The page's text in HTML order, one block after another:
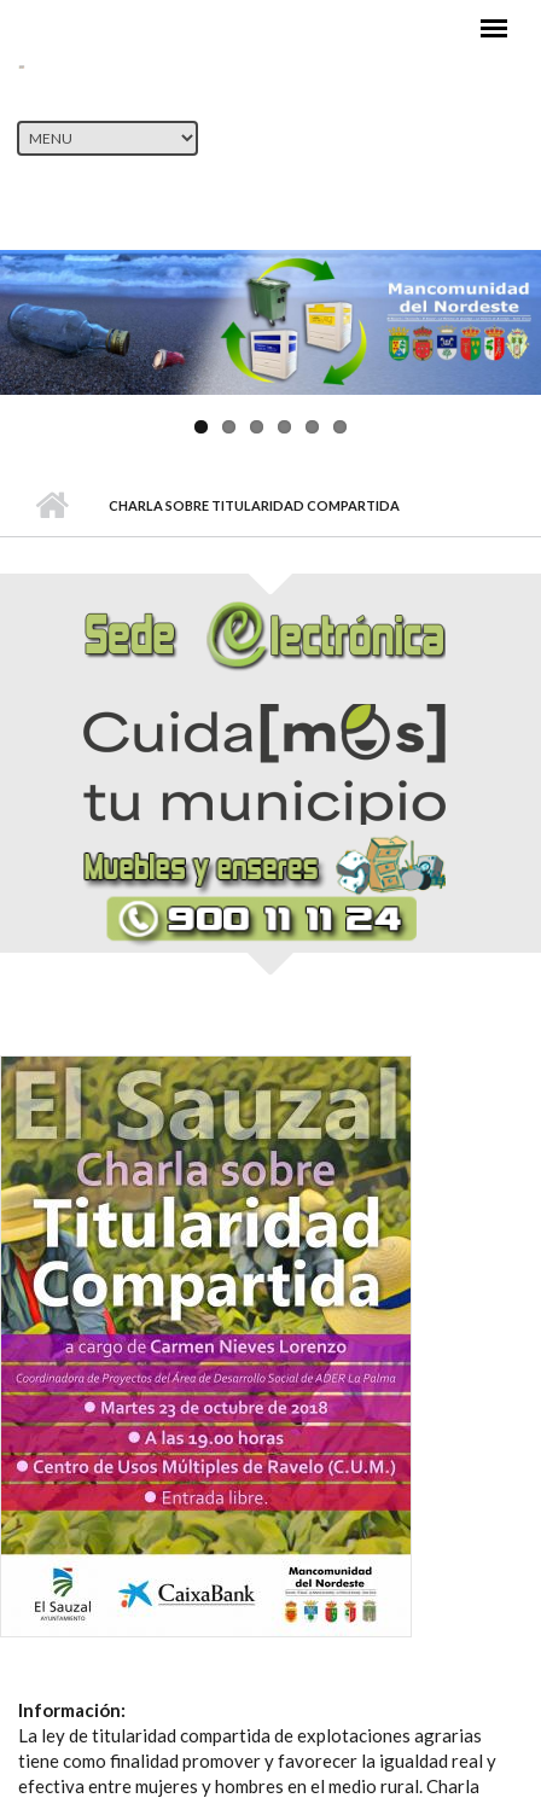
CHARLA SOBRE TITULARIDAD COMPARTIDA
Información:
La ley de titularidad compartida de explotaciones agrarias
tiene como finalidad promover y favorecer la igualdad real y
efectiva entre mujeres y hombres en el medio rural. Charla